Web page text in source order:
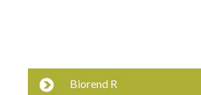
Biorend R